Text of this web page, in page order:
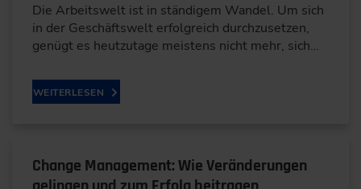
Die Arbeitswelt ist in ständigem Wandel. Um sich
in der Geschäftswelt erfolgreich durchzusetzen,
genügt es heutzutage meistens nicht mehr, sich…
WEITERLESEN
Change Management: Wie Veränderungen